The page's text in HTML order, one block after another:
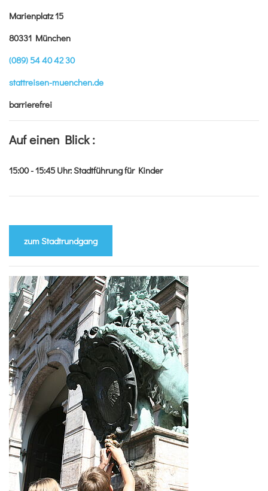
Marienplatz 15
80331 München
(089) 54 40 42 30
stattreisen-muenchen.de
barrierefrei
Auf einen Blick :
15:00 - 15:45 Uhr:Stadtführung für Kinder
zum Stadtrundgang